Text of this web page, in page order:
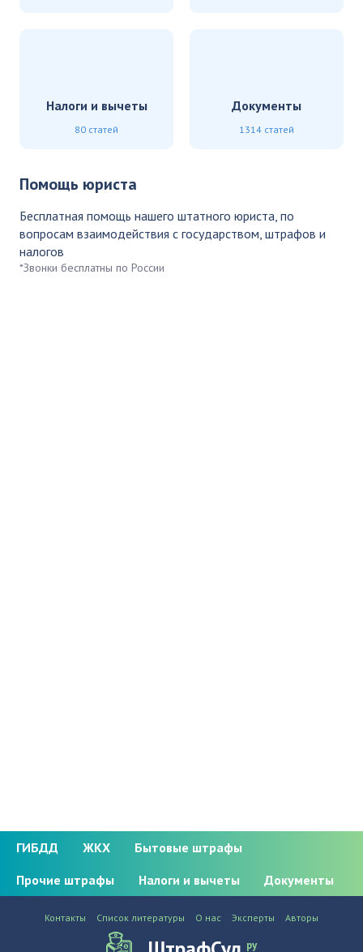
Налоги и вычеты
80 статей
Документы
1314 статей
Помощь юриста
Бесплатная помощь нашего штатного юриста, по
вопросам взаимодействия с государством, штрафов и
налогов
*Звонки бесплатны по России
ГИБДД ЖКХ
Бытовые штрафы
Прочие штрафы
Налоги и вычеты Документы
ру
Контакты Список литературы О нас Эксперты Авторы